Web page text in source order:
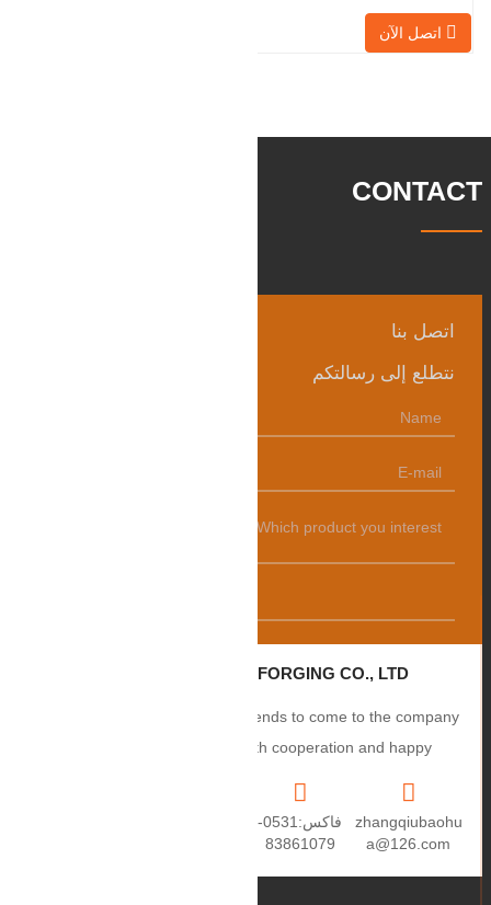
وتوليد طاقة الرياح وقطع
اتصل الآن
CONTACT
اتصل بنا
نتطلع إلى رسالتكم
ZHANGQIU BAOHUA FORGING CO., LTD.
Sincerely welcome users and friends to come to the company
فاكس:0531-
83861079
zhangqiubaohu
a@126.com